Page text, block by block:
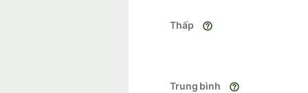
Thấp
Trung bình